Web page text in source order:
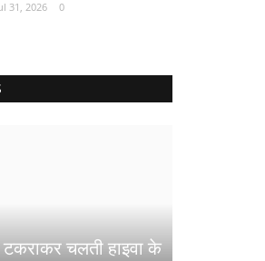
31, 2026 0
चलती हाइवा के